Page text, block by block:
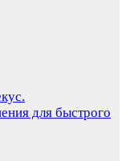
для быстрого